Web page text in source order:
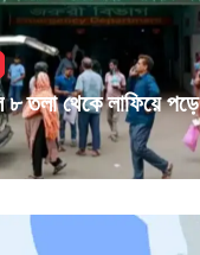
৮ তলা থেকে লাফিয়ে পড়ে